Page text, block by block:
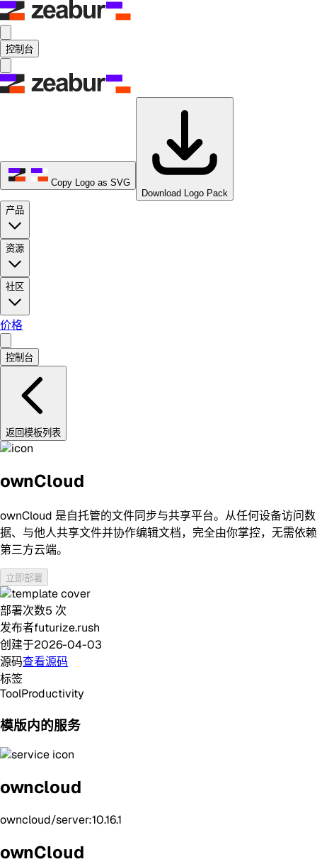
控制台
Copy Logo as SVG
Download Logo Pack
产品
资源
社区
价格
控制台
返回模板列表
ownCloud
ownCloud 是自托管的文件同步与共享平台。从任何设备访问数
据、与他人共享文件并协作编辑文档，完全由你掌控，无需依赖
第三方云端。
立即部署
部署次数5 次
发布者futurize.rush
创建于2026-04-03
源码查看源码
标签
ToolProductivity
模版内的服务
owncloud
owncloud/server:10.16.1
ownCloud